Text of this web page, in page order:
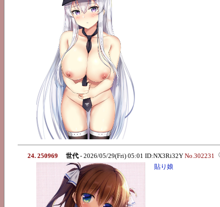
24. 250969 世代 - 2026/05/29(Fri) 05:01 ID:NX3Ri32Y No.302231
貼り娘